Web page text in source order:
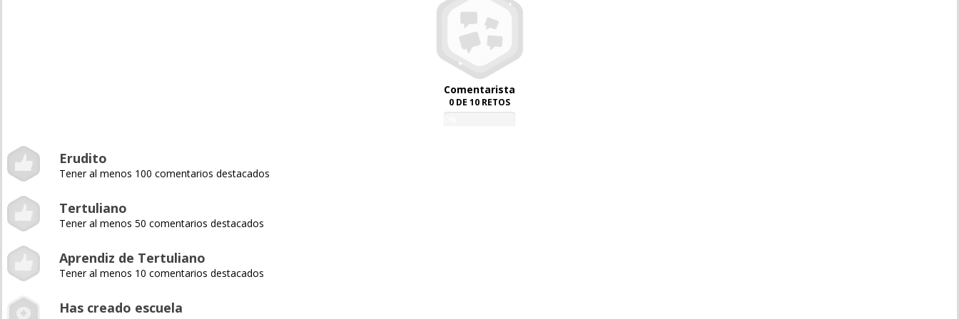
Comentarista
0 DE 10 RETOS
Erudito
Tener al menos 100 comentarios destacados
Tertuliano
Tener al menos 50 comentarios destacados
Aprendiz de Tertuliano
Tener al menos 10 comentarios destacados
Has creado escuela